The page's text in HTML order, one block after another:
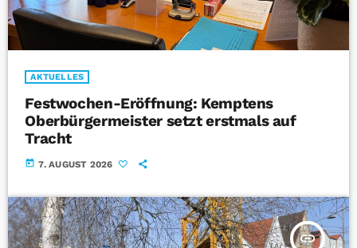
AKTUELLES
Festwochen-Eröffnung: Kemptens
Oberbürgermeister setzt erstmals auf
Tracht
today 7. AUGUST 2026
insert_link